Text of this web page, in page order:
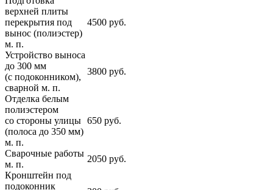
верхней плиты
перекрытия под
вынос (полиэстер)
м. п.
4500 руб.
Устройство выноса
до 300 мм
(с подоконником),
сварной м. п.
3800 руб.
Отделка белым
полиэстером
со стороны улицы
(полоса до 350 мм)
м. п.
650 руб.
Сварочные работы
м. п.
2050 руб.
Кронштейн под
подоконник